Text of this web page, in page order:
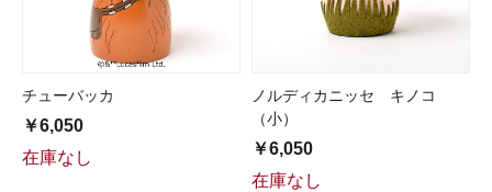
チューバッカ
￥6,050
在庫なし
ノルディカニッセ キノコ
（小）
￥6,050
在庫なし